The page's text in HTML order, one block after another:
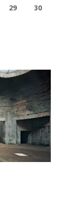
29 30